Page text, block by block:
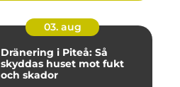
03. aug
Dränering i Piteå: Så
skyddas huset mot fukt
och skador